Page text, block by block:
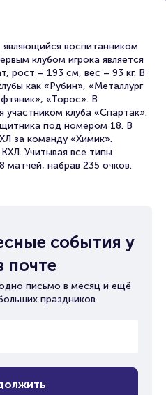
являющийся воспитанником
клубом игрока является
рост – 193 см, вес – 93 кг. В
как «Рубин», «Металлург
«Торос». В
клуба «Спартак».
под номером 18. В
за команду «Химик».
Учитывая все типы
матчей, набрав 235 очков.
события у
почте
письмо в месяц и ещё
праздников